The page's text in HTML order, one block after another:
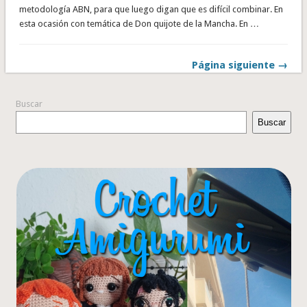
metodología ABN, para que luego digan que es difícil combinar. En
esta ocasión con temática de Don quijote de la Mancha. En …
Página siguiente →
Buscar
Buscar